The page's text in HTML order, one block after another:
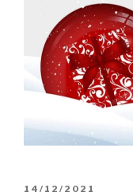
OPUBLIKOWANE
14/12/2021